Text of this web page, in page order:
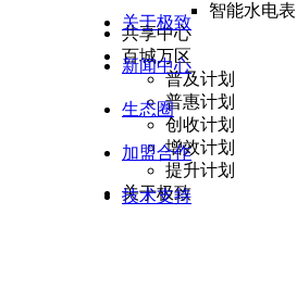
智能水电表
共享中心
百城万区
普及计划
普惠计划
创收计划
增效计划
提升计划
关于极致
关于极致
新闻中心
生态圈
加盟合作
技术支持